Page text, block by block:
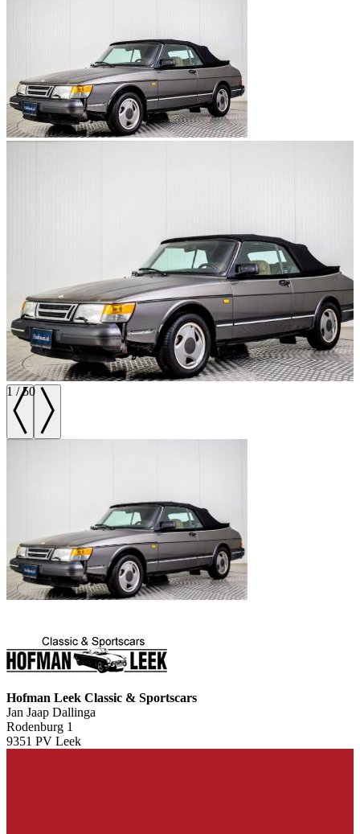
1 /50
Hofman Leek Classic & Sportscars
Jan Jaap Dallinga
Rodenburg 1
9351 PV Leek